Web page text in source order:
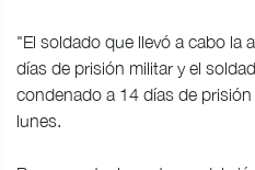
"El soldado que llevó a cabo la
días de prisión militar y el
condenado a 14 días de
lunes.